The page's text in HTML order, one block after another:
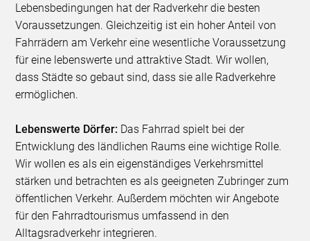
Lebensbedingungen hat der Radverkehr die besten
Voraussetzungen. Gleichzeitig ist ein hoher Anteil von
Fahrrädern am Verkehr eine wesentliche Voraussetzung
für eine lebenswerte und attraktive Stadt. Wir wollen,
dass Städte so gebaut sind, dass sie alle Radverkehre
ermöglichen.
Lebenswerte Dörfer: Das Fahrrad spielt bei der
Entwicklung des ländlichen Raums eine wichtige Rolle.
Wir wollen es als ein eigenständiges Verkehrsmittel
stärken und betrachten es als geeigneten Zubringer zum
öffentlichen Verkehr. Außerdem möchten wir Angebote
für den Fahrradtourismus umfassend in den
Alltagsradverkehr integrieren.